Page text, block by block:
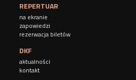
REPERTUAR
na ekranie
zapowiedzi
rezerwacja biletów
DKF
aktualności
kontakt